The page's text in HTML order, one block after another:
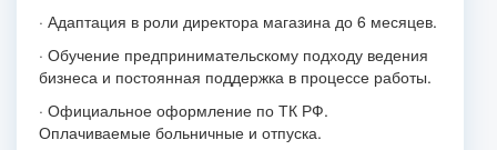
· Адаптация в роли директора магазина до 6 месяцев.
· Обучение предпринимательскому подходу ведения
бизнеса и постоянная поддержка в процессе работы.
· Официальное оформление по ТК РФ.
Оплачиваемые больничные и отпуска.